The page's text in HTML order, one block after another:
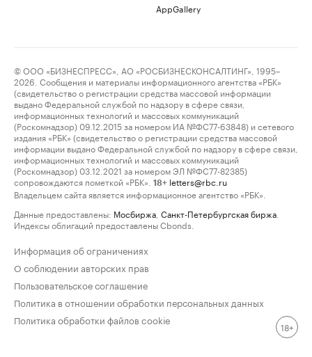
AppGallery
© ООО «БИЗНЕСПРЕСС», АО «РОСБИЗНЕСКОНСАЛТИНГ», 1995–
2026. Сообщения и материалы информационного агентства «РБК»
(свидетельство о регистрации средства массовой информации
выдано Федеральной службой по надзору в сфере связи,
информационных технологий и массовых коммуникаций
(Роскомнадзор) 09.12.2015 за номером ИА №ФС77-63848) и сетевого
издания «РБК» (свидетельство о регистрации средства массовой
информации выдано Федеральной службой по надзору в сфере связи,
информационных технологий и массовых коммуникаций
(Роскомнадзор) 03.12.2021 за номером ЭЛ №ФС77-82385)
сопровождаются пометкой «РБК».
18+ letters@rbc.ru
Владельцем сайта является информационное агентство «РБК».
Данные предоставлены: Мосбиржа Санкт-Петербургская биржа
Индексы облигаций предоставлены Cbonds.
Информация об ограничениях
О соблюдении авторских прав
Пользовательское соглашение
Политика в отношении обработки персональных данных
Политика обработки файлов cookie
18+